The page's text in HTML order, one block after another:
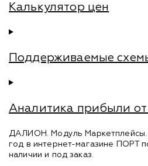
Калькулятор цен
Поддерживаемые
Аналитика прибыли
ДАЛИОН. Модуль Маркетплейсы.
год в интернет-магазине ПОРТ
наличии и под заказ.